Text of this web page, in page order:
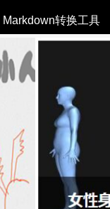
Markdown转换工具